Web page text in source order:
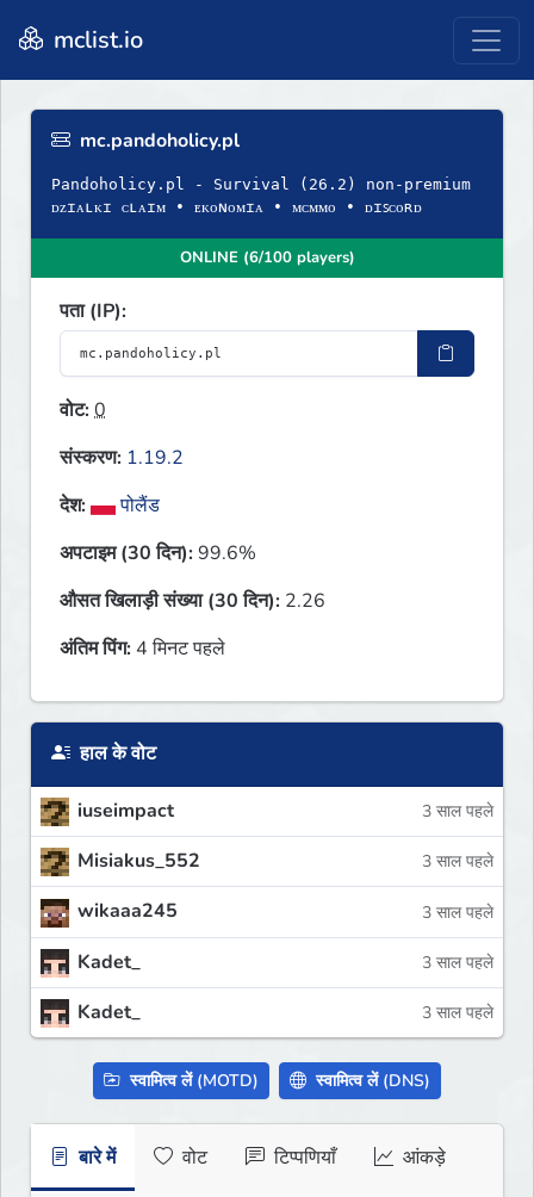
mclist.io
mc.pandoholicy.pl
Pandoholicy.pl - Survival (26.2) non-premium
ᴅᴢɪᴀʟᴋɪ ᴄʟᴀɪᴍ • ᴇᴋᴏɴᴏᴍɪᴀ • ᴍᴄᴍᴍᴏ • ᴅɪꜱᴄᴏʀᴅ
ONLINE (6/100 players)
पता (IP):
वोट:0
संस्करण: 1.19.2
देश:
पोलैंड
अपटाइम (30 दिन):99.6%
औसत खिलाड़ी संख्या (30 दिन): 2.26
अंतिम पिंग: 4 मिनट पहले
हाल के वोट
iuseimpact 3 साल पहले
Misiakus_552 3 साल पहले
wikaaa245 3 साल पहले
Kadet_ 3 साल पहले
Kadet_ 3 साल पहले
स्वामित्व लें (MOTD) स्वामित्व लें (DNS)
बारे में वोट टिप्पणियाँ आंकड़े